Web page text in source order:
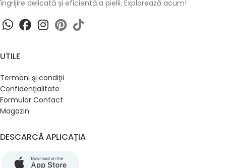
îngrijire delicată și eficientă a pielii. Explorează acum!
UTILE
Termeni şi condiţii
Confidenţialitate
Formular Contact
Magazin
DESCARCĂ APLICAȚIA